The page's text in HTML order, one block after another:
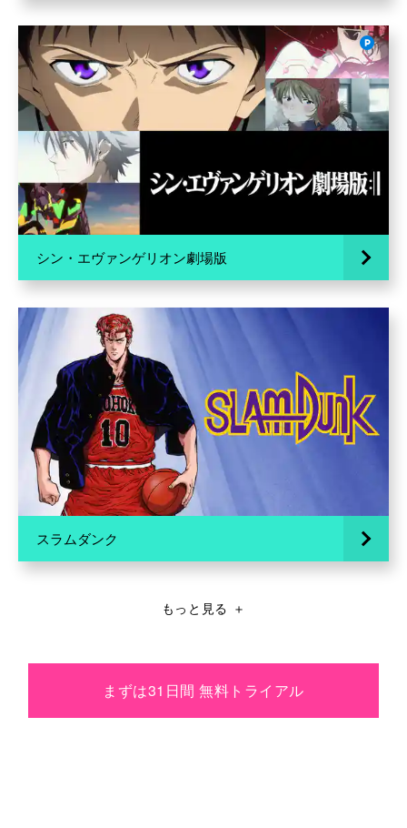
シン・エヴァンゲリオン劇場版
スラムダンク
もっと見る ＋
まずは31日間 無料トライアル